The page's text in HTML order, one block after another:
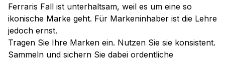
Ferraris Fall ist unterhaltsam, weil es um eine so
ikonische Marke geht. Für Markeninhaber ist die Lehre
jedoch ernst.
Tragen Sie Ihre Marken ein. Nutzen Sie sie konsistent.
Sammeln und sichern Sie dabei ordentliche